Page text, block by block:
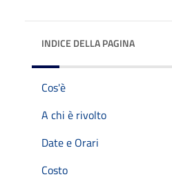
INDICE DELLA PAGINA
Cos'è
A chi è rivolto
Date e Orari
Costo